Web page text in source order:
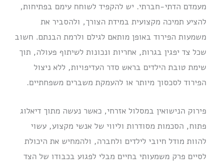
מעמדם הדתי-חברתי. יש להקפיד לשוחח עימם בפתיחות,
להציע תמיכה מקצועית במידת הצורך, ולהסביר את
משמעות הפירוד באופן מותאם לגילם ולרמת הבנתם. חשוב
שכל צד יפגין בגרות, אחריות ונכונות לשיתוף פעולה, תוך
שימת טובת הילדים בראש סדר העדיפויות, ללא ניצול
הפירוד לסכסוך מיותר או להעמקת משברים משפחתיים.
פירוק הנישואין במסלול אזרחי, כאשר נעשה מתוך דיאלוג
פתוח, הסכמות מסודרות וליווי של אנשי מקצוע, עשוי
להוות מודל חיובי לילדים ולחברה, ולהמחיש את היכולת
לסיים פרק משמעותי בחיים מבלי לפגוע בכבודו של הצד